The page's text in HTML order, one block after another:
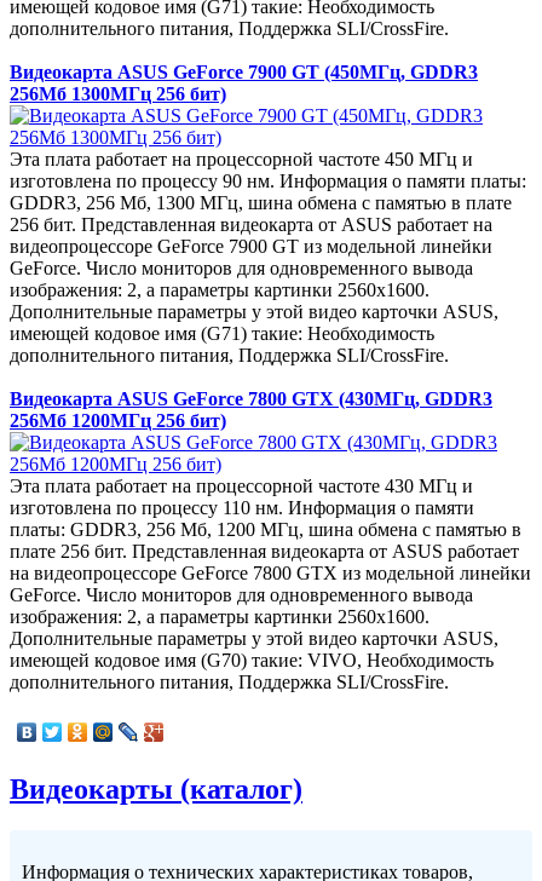
имеющей кодовое имя (G71) такие: Необходимость
дополнительного питания, Поддержка SLI/CrossFire.
Видеокарта ASUS GeForce 7900 GT (450МГц, GDDR3
256Мб 1300МГц 256 бит)
Эта плата работает на процессорной частоте 450 МГц и
изготовлена по процессу 90 нм. Информация о памяти платы:
GDDR3, 256 Мб, 1300 МГц, шина обмена с памятью в плате
256 бит. Представленная видеокарта от ASUS работает на
видеопроцессоре GeForce 7900 GT из модельной линейки
GeForce. Число мониторов для одновременного вывода
изображения: 2, а параметры картинки 2560x1600.
Дополнительные параметры у этой видео карточки ASUS,
имеющей кодовое имя (G71) такие: Необходимость
дополнительного питания, Поддержка SLI/CrossFire.
Видеокарта ASUS GeForce 7800 GTX (430МГц, GDDR3
256Мб 1200МГц 256 бит)
Эта плата работает на процессорной частоте 430 МГц и
изготовлена по процессу 110 нм. Информация о памяти
платы: GDDR3, 256 Мб, 1200 МГц, шина обмена с памятью в
плате 256 бит. Представленная видеокарта от ASUS работает
на видеопроцессоре GeForce 7800 GTX из модельной линейки
GeForce. Число мониторов для одновременного вывода
изображения: 2, а параметры картинки 2560x1600.
Дополнительные параметры у этой видео карточки ASUS,
имеющей кодовое имя (G70) такие: VIVO, Необходимость
дополнительного питания, Поддержка SLI/CrossFire.
Видеокарты (каталог)
Информация о технических характеристиках товаров,